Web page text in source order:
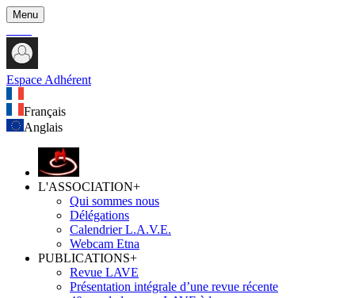
Menu
Espace Adhérent
Français
Anglais
L'ASSOCIATION+
Qui sommes nous
Délégations
Calendrier L.A.V.E.
Webcam Etna
PUBLICATIONS+
Revue LAVE
Présentation intégrale d’une revue récente